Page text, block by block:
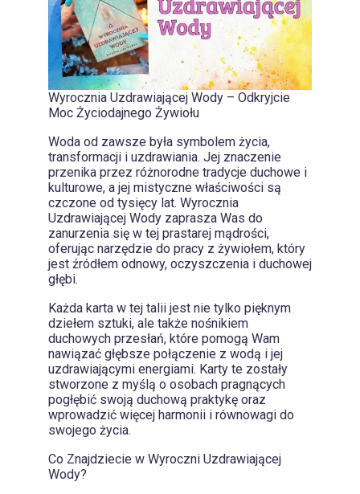
Wyrocznia Uzdrawiającej Wody – Odkryjcie
Moc Życiodajnego Żywiołu
Woda od zawsze była symbolem życia,
transformacji i uzdrawiania. Jej znaczenie
przenika przez różnorodne tradycje duchowe i
kulturowe, a jej mistyczne właściwości są
czczone od tysięcy lat. Wyrocznia
Uzdrawiającej Wody zaprasza Was do
zanurzenia się w tej prastarej mądrości,
oferując narzędzie do pracy z żywiołem, który
jest źródłem odnowy, oczyszczenia i duchowej
głębi.
Każda karta w tej talii jest nie tylko pięknym
dziełem sztuki, ale także nośnikiem
duchowych przesłań, które pomogą Wam
nawiązać głębsze połączenie z wodą i jej
uzdrawiającymi energiami. Karty te zostały
stworzone z myślą o osobach pragnących
pogłębić swoją duchową praktykę oraz
wprowadzić więcej harmonii i równowagi do
swojego życia.
Co Znajdziecie w Wyroczni Uzdrawiającej
Wody?